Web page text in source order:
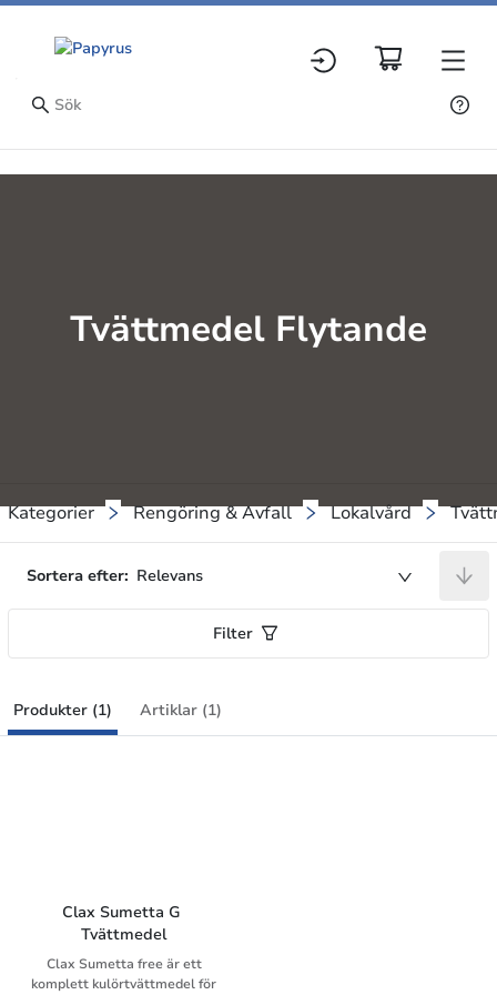
Tvättmedel Flytande
Kategorier Rengöring & Avfall Lokalvård
Sortera efter: Relevans
Filter
Produkter (1) Artiklar (1)
Clax Sumetta G
Tvättmedel
Clax Sumetta free är ett
komplett kulörtvättmedel för